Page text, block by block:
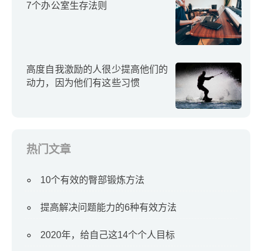
7个办公室生存法则
高度自我激励的人很少提高他们的
动力，因为他们有这些习惯
热门文章
10个有效的臀部锻炼方法
提高解决问题能力的6种有效方法
2020年，给自己这14个个人目标